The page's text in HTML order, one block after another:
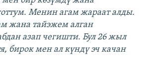
Менин агам жараат алды.
жана тайэжем алган
азап чегишти. Бул 26 жыл
бирок мен ал күндү эч качан